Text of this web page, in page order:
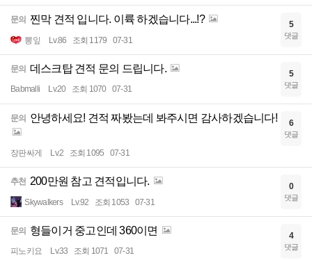
문의 찐막 견적 입니다. 이륙 하겠습니다...!?
뽕잎 Lv.86 조회 1179 07-31
5
댓글
문의 데스크탑 견적 문의 드립니다.
Babmalli Lv.20 조회 1070 07-31
5
댓글
문의 안녕하세요! 견적 짜봤는데 봐주시면 감사하겠습니다!
장판싸게 Lv.2 조회 1095 07-31
6
댓글
추천 200만원 참고 견적입니다.
Skywalkers Lv.92 조회 1053 07-31
0
댓글
문의 형들이거 중고인데 360이면
피노키요 Lv.33 조회 1071 07-31
4
댓글